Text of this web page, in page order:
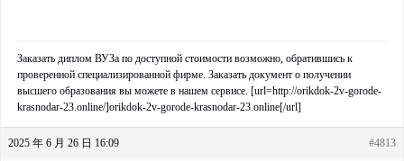
Заказать диплом ВУЗа по доступной стоимости возможно, обратившись к
проверенной специализированной фирме. Заказать документ о получении
высшего образования вы можете в нашем сервисе. [url=http://orikdok-2v-gorode-
krasnodar-23.online/]orikdok-2v-gorode-krasnodar-23.online[/url]
2025 年 6 月 26 日 16:09 #4813